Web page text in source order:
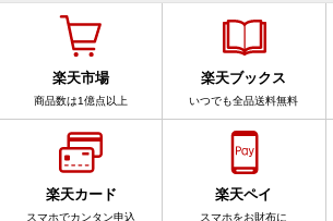
楽天市場
商品数は1億点以上
楽天ブックス
いつでも全品送料無料
楽天カード
スマホでカンタン申込
楽天ペイ
スマホをお財布に